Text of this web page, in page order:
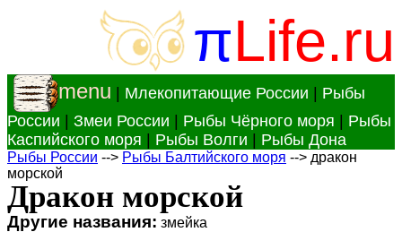
πLife.ru
menu Млекопитающие России
Рыбы
России
Змеи России Рыбы Чёрного моря
Рыбы
Каспийского моря
Рыбы Волги Рыбы Дона
Рыбы России --> Рыбы Балтийского моря --> дракон
морской
Дракон морской
Другие названия: змейка